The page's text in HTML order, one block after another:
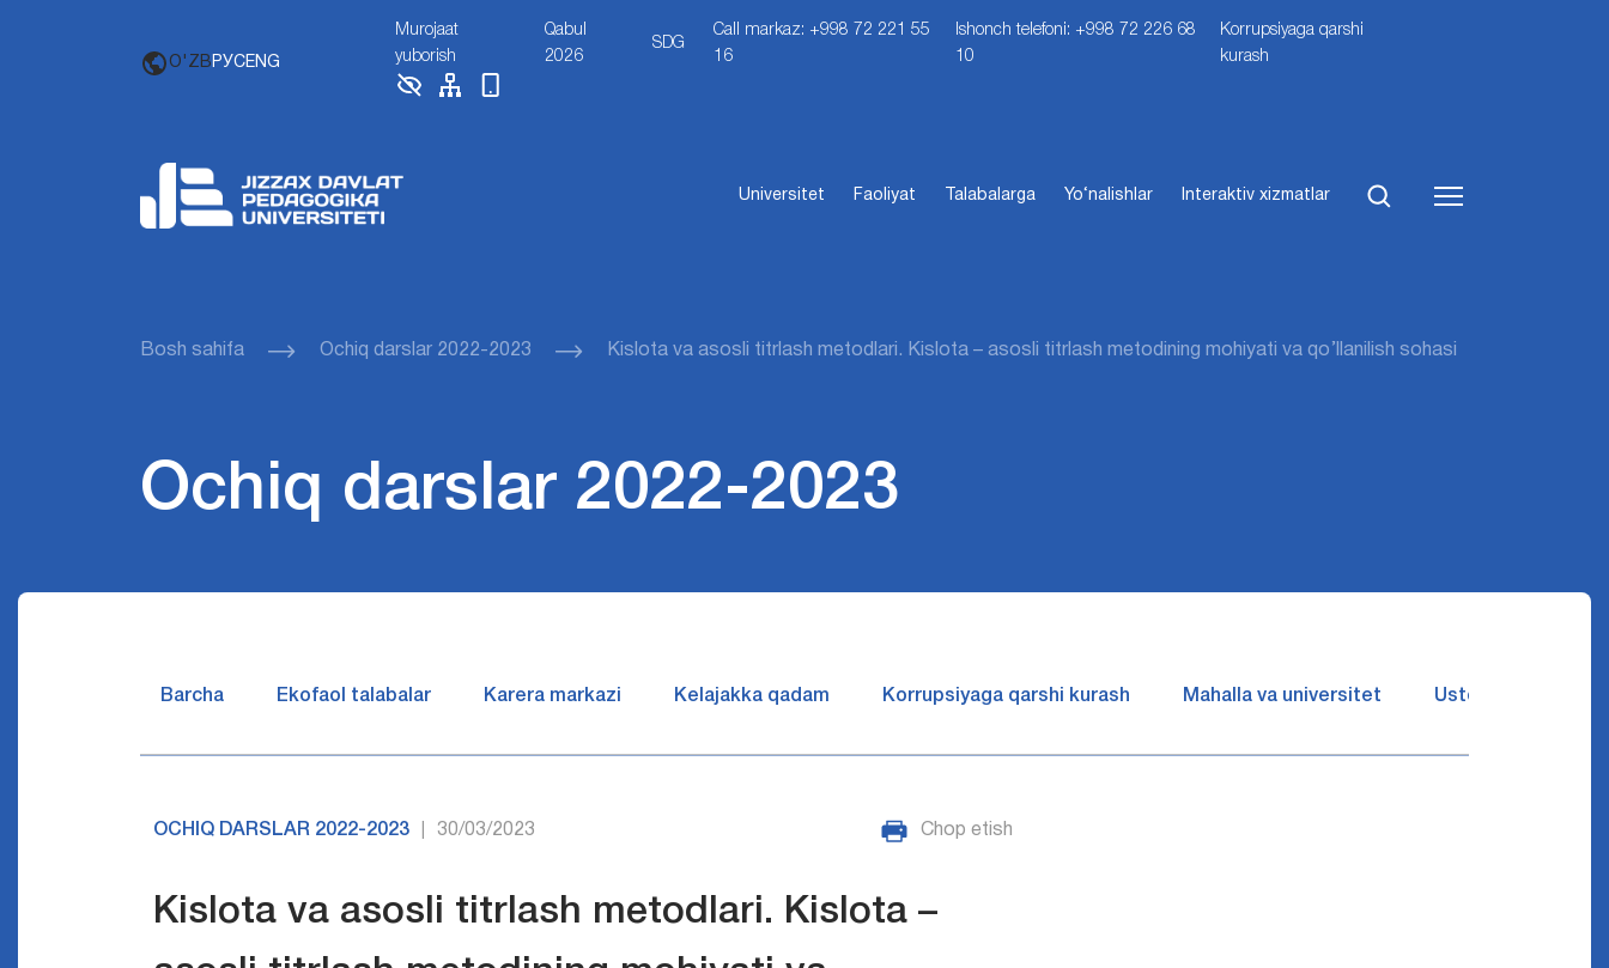
O'ZB РУСENG
Murojaat
yuborish
Qabul
2026
SDG
Call markaz: +998 72 221 55
16
Ishonch telefoni: +998 72 226 68
10
Korrupsiyaga qarshi
kurash
Universitet Faoliyat Talabalarga Yo‘nalishlar Interaktiv xizmatlar
Bosh sahifa Ochiq darslar 2022-2023 Kislоtа vа аsоsli titrlаsh mеtоdlаri. Kislоtа – аsоsli titrlаsh mеtоdining mоhiyati vа qo’llаnilish sоhаsi
Ochiq darslar 2022-2023
Barcha Ekofaol talabalar Karera markazi Kelajakka qadam Korrupsiyaga qarshi kurash Mahalla va universitet Ustozlar suhbatin
OCHIQ DARSLAR 2022-2023 30/03/2023 Chop etish
Kislоtа vа аsоsli titrlаsh mеtоdlаri. Kislоtа –